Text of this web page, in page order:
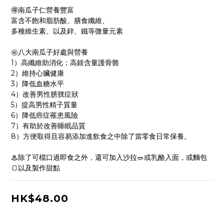
🉐南瓜子仁營養豐富
富含不飽和脂肪酸、膳食纖維、
多種維生素、以及鋅、鐵等微量元素
㊙八大南瓜子好處與營養
1）高纖維助消化；高鎂含量護骨骼
2）維持心臟健康
3）降低血糖水平
4）改善男性膀胱症狀
5）提高男性精子質量
6）降低癌症罹患風險
7）有助於改善睡眠品質
8）方便取得且容易添加進飲食之中除了當零食日常保養。
♨除了可檔口過即食之外，還可加入沙拉🥗或乳酪入面，或麵包
🍞以及製作甜點
HK$48.00